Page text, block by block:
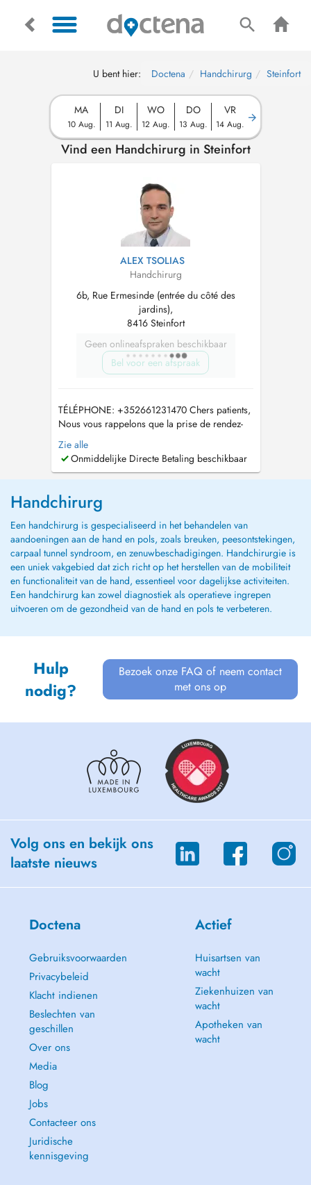
U bent hier: Doctena Handchirurg Steinfort
MA
10 Aug.
DI
11 Aug.
WO
12 Aug.
DO
13 Aug.
VR
14 Aug.
Vind een Handchirurg in Steinfort
ALEX TSOLIAS
Handchirurg
6b, Rue Ermesinde (entrée du côté des
jardins),
8416 Steinfort
Geen onlineafspraken beschikbaar
Bel voor een afspraak
TÉLÉPHONE: +352661231470 Chers patients,
Nous vous rappelons que la prise de rendez-
vous à l'Hôpital de Wiltz peut également se
faire via le site suivant :
https://rdv.chdn.lu/dxplanning/webbooking En
remercions de privilégier les demandes par e-
mail :...
Zie alle
Onmiddelijke Directe Betaling beschikbaar
Handchirurg
Een handchirurg is gespecialiseerd in het behandelen van
aandoeningen aan de hand en pols, zoals breuken, peesontstekingen,
carpaal tunnel syndroom, en zenuwbeschadigingen. Handchirurgie is
een uniek vakgebied dat zich richt op het herstellen van de mobiliteit
en functionaliteit van de hand, essentieel voor dagelijkse activiteiten.
Een handchirurg kan zowel diagnostiek als operatieve ingrepen
uitvoeren om de gezondheid van de hand en pols te verbeteren.
Hulp
nodig?
Bezoek onze FAQ of neem contact
met ons op
Volg ons en bekijk ons
laatste nieuws
Doctena
Gebruiksvoorwaarden
Privacybeleid
Klacht indienen
Beslechten van
geschillen
Over ons
Media
Blog
Jobs
Contacteer ons
Juridische
kennisgeving
Actief
Huisartsen van
wacht
Ziekenhuizen van
wacht
Apotheken van
wacht